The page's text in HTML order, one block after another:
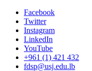
Facebook
Twitter
Instagram
LinkedIn
YouTube
+961 (1) 421 432
fdsp@usj.edu.lb